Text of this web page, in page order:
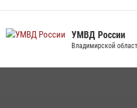
19 июля 2026, 11:17 7
смену в детском лагере «Икар»
УМВД России
Владимирской